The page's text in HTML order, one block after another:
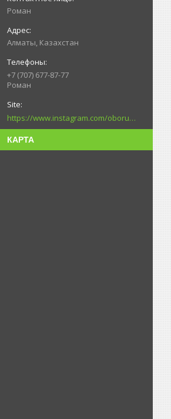
Роман
Алматы, Казахстан
+7 (707) 677-87-77
Роман
https://www.instagram.com/oborudovanie.magametov/?hl=ru
КАРТА